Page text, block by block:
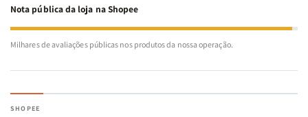
Nota pública da loja na Shopee
Milhares de avaliações públicas nos produtos da nossa operação.
SHOPEE